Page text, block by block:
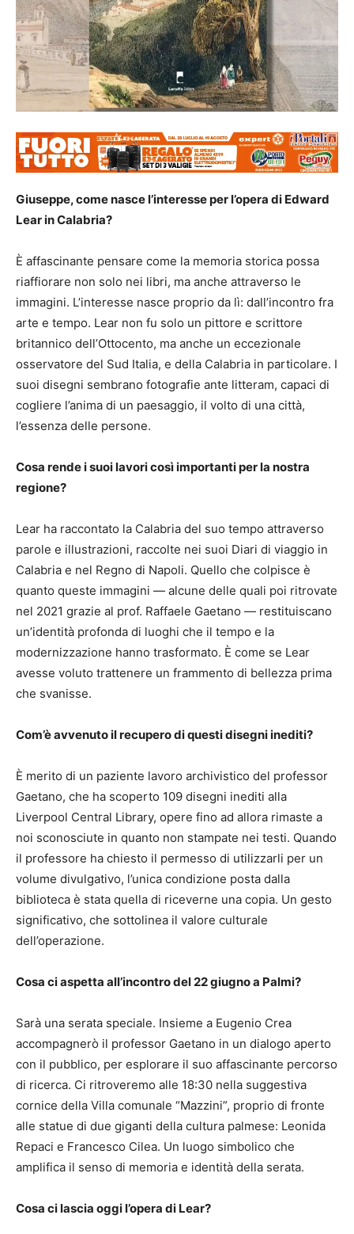
Giuseppe, come nasce l’interesse per l’opera di Edward
Lear in Calabria?
È affascinante pensare come la memoria storica possa
riaffiorare non solo nei libri, ma anche attraverso le
immagini. L’interesse nasce proprio da lì: dall’incontro fra
arte e tempo. Lear non fu solo un pittore e scrittore
britannico dell’Ottocento, ma anche un eccezionale
osservatore del Sud Italia, e della Calabria in particolare. I
suoi disegni sembrano fotografie ante litteram, capaci di
cogliere l’anima di un paesaggio, il volto di una città,
l’essenza delle persone.
Cosa rende i suoi lavori così importanti per la nostra
regione?
Lear ha raccontato la Calabria del suo tempo attraverso
parole e illustrazioni, raccolte nei suoi Diari di viaggio in
Calabria e nel Regno di Napoli. Quello che colpisce è
quanto queste immagini — alcune delle quali poi ritrovate
nel 2021 grazie al prof. Raffaele Gaetano — restituiscano
un’identità profonda di luoghi che il tempo e la
modernizzazione hanno trasformato. È come se Lear
avesse voluto trattenere un frammento di bellezza prima
che svanisse.
Com’è avvenuto il recupero di questi disegni inediti?
È merito di un paziente lavoro archivistico del professor
Gaetano, che ha scoperto 109 disegni inediti alla
Liverpool Central Library, opere fino ad allora rimaste a
noi sconosciute in quanto non stampate nei testi. Quando
il professore ha chiesto il permesso di utilizzarli per un
volume divulgativo, l’unica condizione posta dalla
biblioteca è stata quella di riceverne una copia. Un gesto
significativo, che sottolinea il valore culturale
dell’operazione.
Cosa ci aspetta all’incontro del 22 giugno a Palmi?
Sarà una serata speciale. Insieme a Eugenio Crea
accompagnerò il professor Gaetano in un dialogo aperto
con il pubblico, per esplorare il suo affascinante percorso
di ricerca. Ci ritroveremo alle 18:30 nella suggestiva
cornice della Villa comunale “Mazzini”, proprio di fronte
alle statue di due giganti della cultura palmese: Leonida
Repaci e Francesco Cilea. Un luogo simbolico che
amplifica il senso di memoria e identità della serata.
Cosa ci lascia oggi l’opera di Lear?